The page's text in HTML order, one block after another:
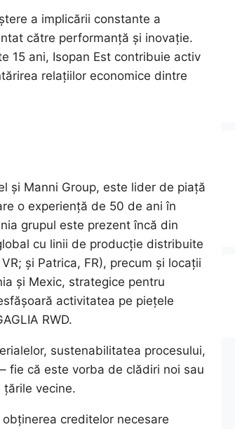
a implicării constante a
către performanță și inovație.
15 ani, Isopan Est contribuie activ
relațiilor economice dintre
și Manni Group, este lider de piață
o experiență de 50 de ani în
grupul este prezent încă din
cu linii de producție distribuite
și Patrica, FR), precum și locații
și Mexic, strategice pentru
activitatea pe piețele
RWD.
sustenabilitatea procesului,
fie că este vorba de clădiri noi sau
vecine.
creditelor necesare